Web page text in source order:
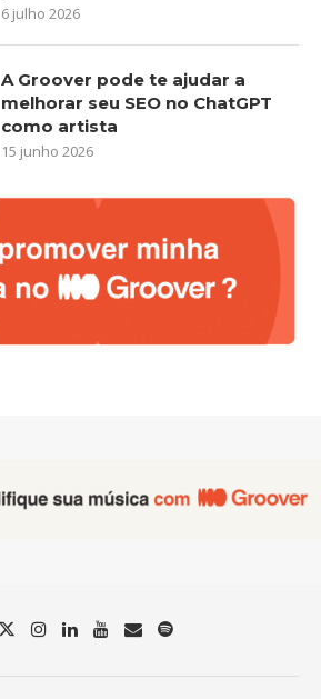
6 julho 2026
A Groover pode te ajudar a
melhorar seu SEO no ChatGPT
como artista
15 junho 2026